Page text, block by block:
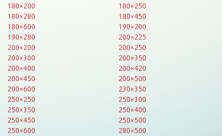
180×200
180×250
180×280
180×450
180×600
190×200
190×280
200×225
200×200
200×250
200×300
200×350
200×400
200×420
200×450
200×500
200×600
230×350
250×250
250×300
250×350
250×400
250×450
250×500
250×600
280×500